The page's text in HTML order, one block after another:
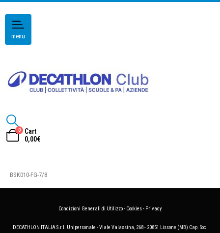
menu
0
Cart
0,00€
BSK010-FG-7/8
Condizioni Generali di Utilizzo- Cookies- Privacy
DECATHLON ITALIA S.r.l. Unipersonale - Viale Valassina, 268 - 20851 Lissone (MB) Cap. Soc.